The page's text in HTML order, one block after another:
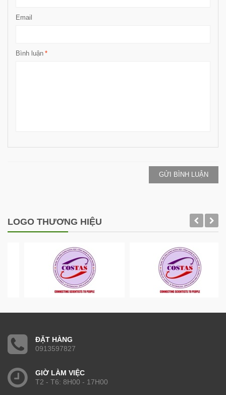
Email
*
Bình luận
GỬI BÌNH LUẬN
LOGO THƯƠNG HIỆU
ĐẶT HÀNG
0913597827
GIỜ LÀM VIỆC
T2 - T6: 8H00 - 17H00